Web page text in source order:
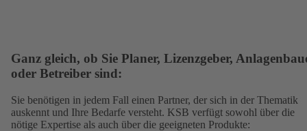
Ganz gleich, ob Sie Planer, Lizenzgeber,
oder Betreiber sind:
Sie benötigen in jedem Fall einen Partner, der sich in der Thematik
auskennt und Ihre Bedarfe versteht. KSB verfügt sowohl über die
nötige Expertise als auch über die geeigneten Produkte: